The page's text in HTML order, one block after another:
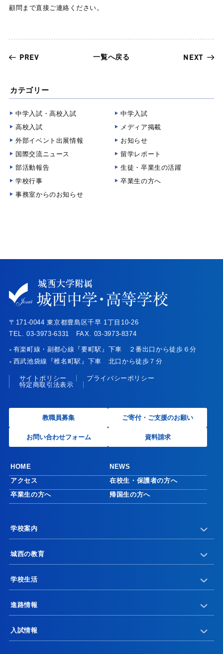
顧問まで直接ご連絡ください。
PREV 一覧へ戻る NEXT
カテゴリー
中学入試・高校入試
中学入試
高校入試
メディア掲載
外部イベント出展情報
お知らせ
国際交流ニュース
留学レポート
部活動報告
生徒・卒業生の活躍
学校行事
卒業生の方へ
事務室からのお知らせ
〒171-0044 東京都豊島区千早 1丁目10-26
TEL. 03-3973-6331 FAX. 03-3973-8374
● 有楽町線・副都心線『要町駅』下車 ２番出口から徒歩６分
● 西武池袋線『椎名町駅』下車 北口から徒歩７分
サイトポリシー
プライバシーポリシー
特定商取引法表示
教職員募集 ご寄付・ご支援のお願い
お問い合わせフォーム 資料請求
HOME
NEWS
アクセス
在校生・保護者の方へ
卒業生の方へ
帰国生の方へ
学校案内
城西の教育
学校生活
進路情報
入試情報